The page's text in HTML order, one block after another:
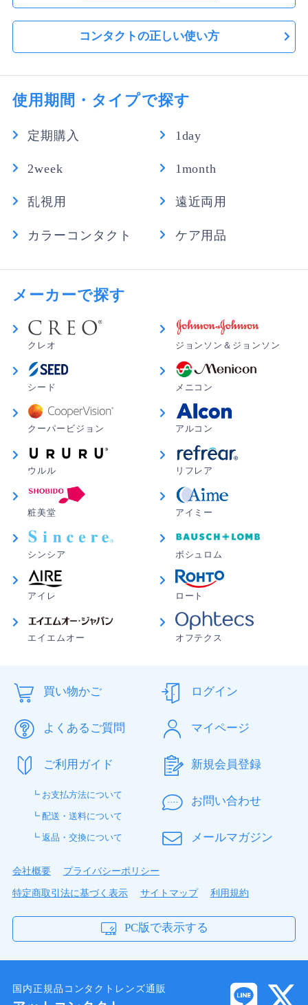
製品スペック
素顔より私らしく 自然に可愛らしくいつもの自
る“瞳のファンデーション”として毎日心地よく使
アーティラルスペリア2ウィーク レンズスペ
ック
ク
装用期間
2週間交換
装用
終日装用
BC
8.6mm
DIA
14.0mm
カラー
ブラック
1箱あたり
2,035円
コンタクトの正しい使い方
使用期間・タイプで探す
定期購入 1day
2week 1month
乱視用 遠近両用
カラーコンタクト ケア用品
メーカーで探す
クレオ ジョンソン＆ジョンソン
シード メニコン
クーパービジョン アルコン
ウルル リフレア
粧美堂 アイミー
シンシア ボシュロム
アイレ ロート
エイエムオー オフテクス
買い物かご
よくあるご質問
ご利用ガイド
┗ お支払方法について
┗ 配送・送料について
┗ 返品・交換について
ログイン
マイページ
新規会員登録
お問い合わせ
メールマガジン
会社概要
プライバシーポリシー
特定商取引法に基づく表示
サイトマップ 利用規約
PC版で表示する
国内正規品コンタクトレンズ通販